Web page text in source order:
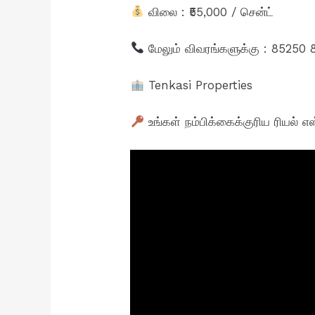
விலை : ₹55,000 / சென்ட்
மேலும் விவரங்களுக்கு : 85250
Tenkasi Properties
உங்கள் நம்பிக்கைக்குரிய ரியல்